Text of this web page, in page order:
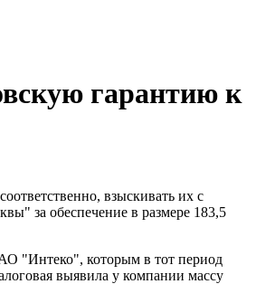
гарантию к
взыскивать их с
за обеспечение в размере 183,5
"Интеко", которым в тот период
выявила у компании массу